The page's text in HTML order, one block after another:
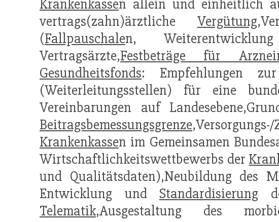
Krankenkassen allein und einheitlich
vertrags(zahn)ärztliche Vergütung
(Fallpauschalen,
Vertragsärzte,Festbeträge für
Gesundheitsfonds: Empfehlungen
(Weiterleitungsstellen) für eine
Vereinbarungen auf
Beitragsbemessungsgrenze
Krankenkassen im Gemeinsamen
Wirtschaftlichkeitswettbewerbs der
und Qualitätsdaten),Neubildung des
Entwicklung und Standardisierung
Telematik,Ausgestaltung des